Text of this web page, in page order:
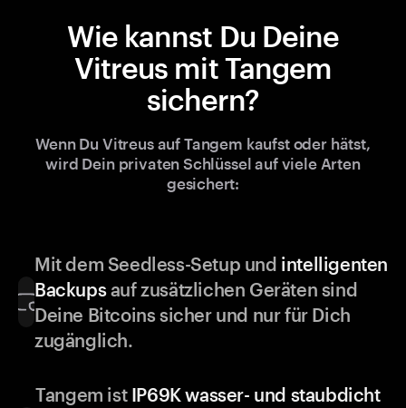
Wie kannst Du Deine
Vitreus mit Tangem
sichern?
Wenn Du Vitreus auf Tangem kaufst oder hätst,
wird Dein privaten Schlüssel auf viele Arten
gesichert:
Mit dem Seedless-Setup und intelligenten
Backupsauf zusätzlichen Geräten sind
Deine Bitcoins sicher und nur für Dich
zugänglich.
Tangem ist IP69K wasser- und staubdicht